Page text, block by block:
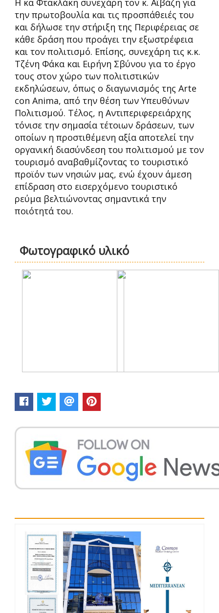
Η κα Φτακλάκη συνεχάρη τον κ. Αϊβάζη για
την πρωτοβουλία και τις προσπάθειές του
και δήλωσε την στήριξη της Περιφέρειας σε
κάθε δράση που προάγει την εξωστρέφεια
και τον πολιτισμό. Επίσης, συνεχάρη τις κ.κ.
Τζένη Φάκα και Ειρήνη Σβύνου για το έργο
τους στον χώρο των πολιτιστικών
εκδηλώσεων, όπως ο διαγωνισμός της Arte
con Anima, από την θέση των Υπευθύνων
Πολιτισμού. Τέλος, η Αντιπεριφερειάρχης
τόνισε την σημασία τέτοιων δράσεων, των
οποίων η προστιθέμενη αξία αποτελεί την
οργανική διασύνδεση του πολιτισμού με τον
τουρισμό αναβαθμίζοντας το τουριστικό
προϊόν των νησιών μας, ενώ έχουν άμεση
επίδραση στο εισερχόμενο τουριστικό
ρεύμα βελτιώνοντας σημαντικά την
ποιότητά του.
Φωτογραφικό υλικό